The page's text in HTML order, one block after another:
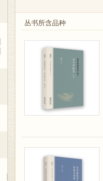
丛书所含品种